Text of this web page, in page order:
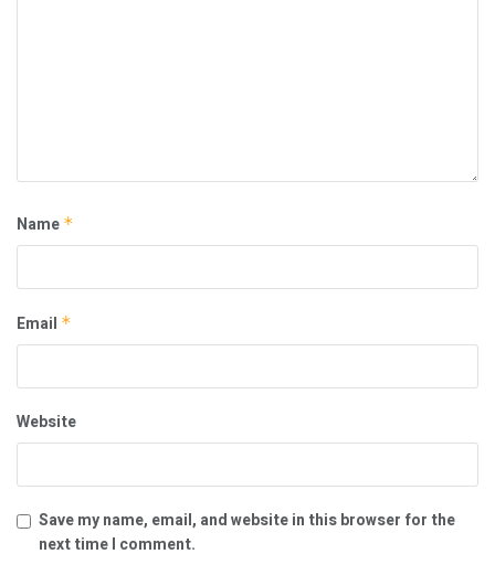
Name *
Email *
Website
Save my name, email, and website in this browser for the
next time I comment.